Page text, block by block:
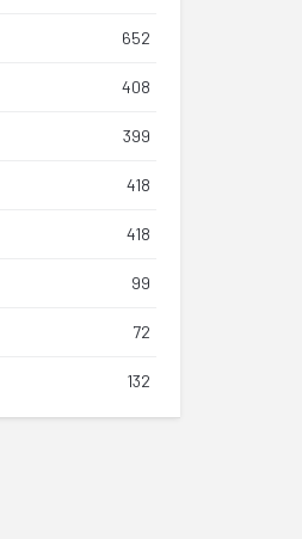
652
408
399
418
418
99
72
132